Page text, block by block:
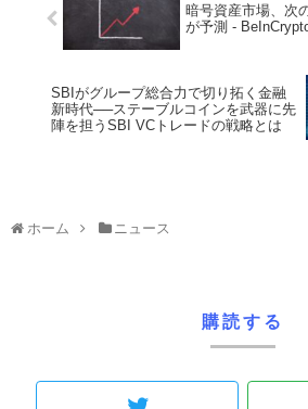
暗号資産市場、次
が予測 -
SBIがグループ総合力で切り拓く金融
新時代──ステーブルコインを武器に先
陣を担うSBI VCトレードの戦略とは
ホーム ニュース
購読する